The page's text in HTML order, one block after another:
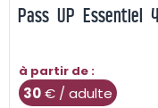
Pass UP Essentiel
à partir de :
30€ / adulte